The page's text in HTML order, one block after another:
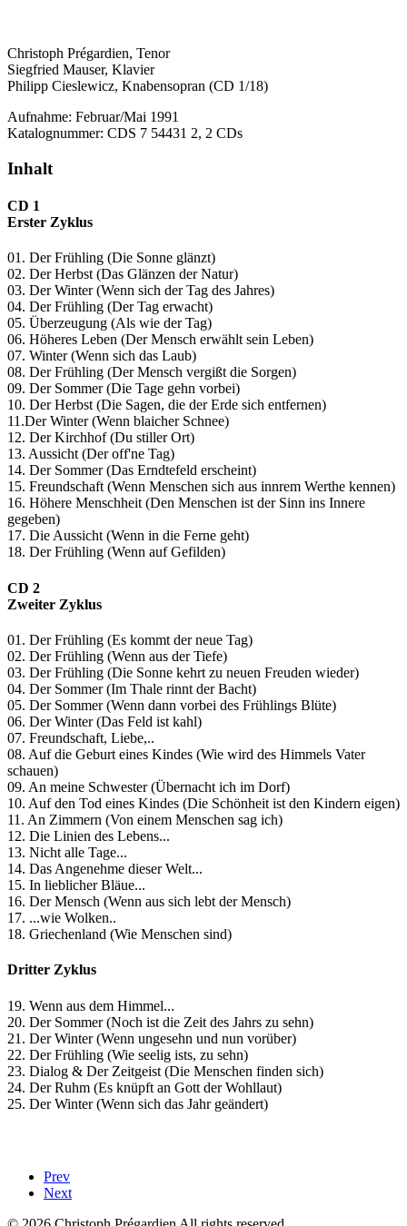
Christoph Prégardien, Tenor
Siegfried Mauser, Klavier
Philipp Cieslewicz, Knabensopran (CD 1/18)
Aufnahme: Februar/Mai 1991
Katalognummer: CDS 7 54431 2, 2 CDs
Inhalt
CD 1
Erster Zyklus
01. Der Frühling (Die Sonne glänzt)
02. Der Herbst (Das Glänzen der Natur)
03. Der Winter (Wenn sich der Tag des Jahres)
04. Der Frühling (Der Tag erwacht)
05. Überzeugung (Als wie der Tag)
06. Höheres Leben (Der Mensch erwählt sein Leben)
07. Winter (Wenn sich das Laub)
08. Der Frühling (Der Mensch vergißt die Sorgen)
09. Der Sommer (Die Tage gehn vorbei)
10. Der Herbst (Die Sagen, die der Erde sich entfernen)
11.Der Winter (Wenn blaicher Schnee)
12. Der Kirchhof (Du stiller Ort)
13. Aussicht (Der off'ne Tag)
14. Der Sommer (Das Erndtefeld erscheint)
15. Freundschaft (Wenn Menschen sich aus innrem Werthe kennen)
16. Höhere Menschheit (Den Menschen ist der Sinn ins Innere
gegeben)
17. Die Aussicht (Wenn in die Ferne geht)
18. Der Frühling (Wenn auf Gefilden)
CD 2
Zweiter Zyklus
01. Der Frühling (Es kommt der neue Tag)
02. Der Frühling (Wenn aus der Tiefe)
03. Der Frühling (Die Sonne kehrt zu neuen Freuden wieder)
04. Der Sommer (Im Thale rinnt der Bacht)
05. Der Sommer (Wenn dann vorbei des Frühlings Blüte)
06. Der Winter (Das Feld ist kahl)
07. Freundschaft, Liebe,..
08. Auf die Geburt eines Kindes (Wie wird des Himmels Vater
schauen)
09. An meine Schwester (Übernacht ich im Dorf)
10. Auf den Tod eines Kindes (Die Schönheit ist den Kindern eigen)
11. An Zimmern (Von einem Menschen sag ich)
12. Die Linien des Lebens...
13. Nicht alle Tage...
14. Das Angenehme dieser Welt...
15. In lieblicher Bläue...
16. Der Mensch (Wenn aus sich lebt der Mensch)
17. ...wie Wolken..
18. Griechenland (Wie Menschen sind)
Dritter Zyklus
19. Wenn aus dem Himmel...
20. Der Sommer (Noch ist die Zeit des Jahrs zu sehn)
21. Der Winter (Wenn ungesehn und nun vorüber)
22. Der Frühling (Wie seelig ists, zu sehn)
23. Dialog & Der Zeitgeist (Die Menschen finden sich)
24. Der Ruhm (Es knüpft an Gott der Wohllaut)
25. Der Winter (Wenn sich das Jahr geändert)
Prev
Next